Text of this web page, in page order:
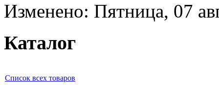
Изменено: Пятница, 07
Каталог
Список всех товаров